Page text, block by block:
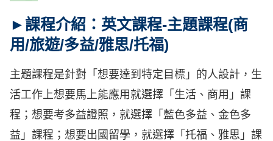
►課程介紹：英文課程-主題課程(商
用/旅遊/多益/雅思/托福)
主題課程是針對「想要達到特定目標」的人設計，生
活工作上想要馬上能應用就選擇「生活、商用」課
程；想要考多益證照，就選擇「藍色多益、金色多
益」課程；想要出國留學，就選擇「托福、雅思」課